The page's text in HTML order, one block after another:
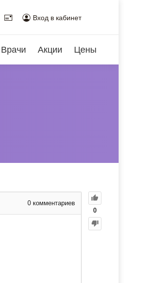
Вход в кабинет
Врачи Акции Цены
0
0 комментариев